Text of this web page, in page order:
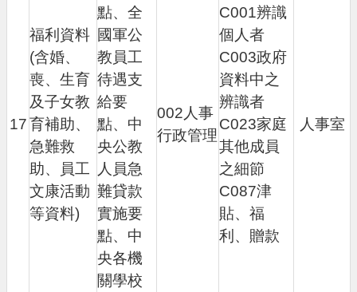
17
福利資料
(含婚、
喪、生育
及子女教
育補助、
急難救
助、員工
文康活動
等資料)
點、全
國軍公
教員工
待遇支
給要
點、中
央公教
人員急
難貸款
實施要
點、中
央各機
關學校
002人事
行政管理
C001辨識
個人者
C003政府
資料中之
辨識者
C023家庭
其他成員
之細節
C087津
貼、福
利、贈款
人事室